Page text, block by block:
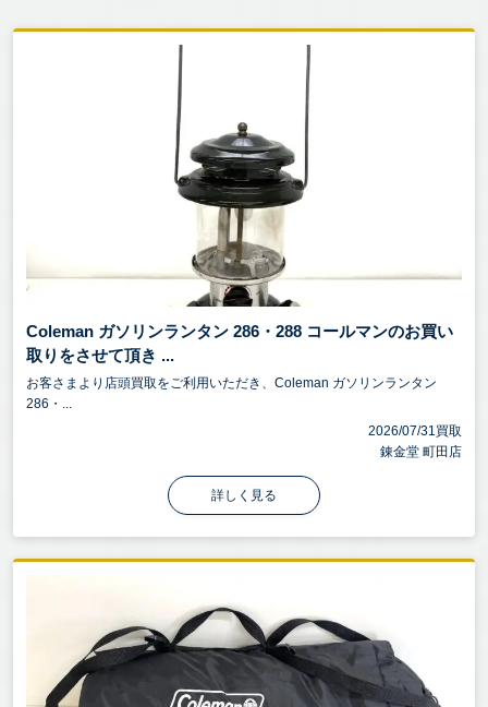
Coleman ガソリンランタン 286・288 コールマンのお買い
取りをさせて頂き ...
お客さまより店頭買取をご利用いただき、Coleman ガソリンランタン
286・...
2026/07/31買取
錬金堂 町田店
詳しく見る